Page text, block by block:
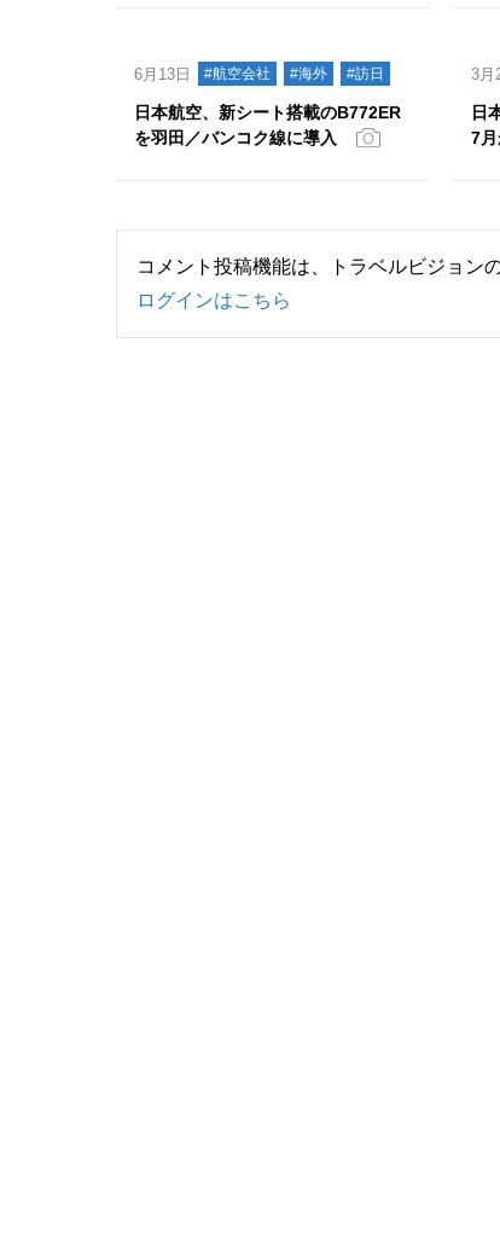
6月13日 #航空会社 #海外 #訪日
日本航空、新シート搭載のB772ER
を羽田／バンコク線に導入
3月
日
7
コメント投稿機能は、トラベルビジョン
ログインはこちら